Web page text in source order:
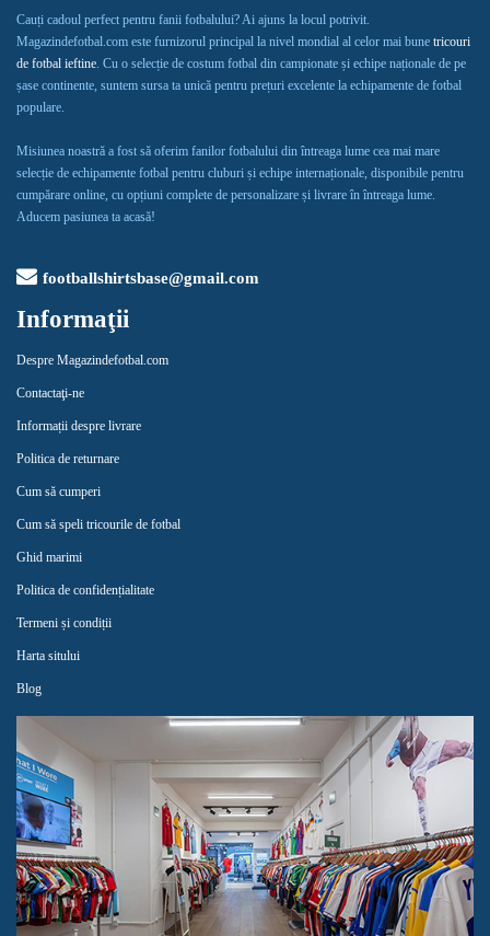
Cauți cadoul perfect pentru fanii fotbalului? Ai ajuns la locul potrivit.
Magazindefotbal.com este furnizorul principal la nivel mondial al celor mai bune tricouri
de fotbal ieftine. Cu o selecție de costum fotbal din campionate și echipe naționale de pe
șase continente, suntem sursa ta unică pentru prețuri excelente la echipamente de fotbal
populare.
Misiunea noastră a fost să oferim fanilor fotbalului din întreaga lume cea mai mare
selecție de echipamente fotbal pentru cluburi și echipe internaționale, disponibile pentru
cumpărare online, cu opțiuni complete de personalizare și livrare în întreaga lume.
Aducem pasiunea ta acasă!
footballshirtsbase@gmail.com
Informaţii
Despre Magazindefotbal.com
Contactaţi-ne
Informații despre livrare
Politica de returnare
Cum să cumperi
Cum să speli tricourile de fotbal
Ghid marimi
Politica de confidențialitate
Termeni și condiții
Harta sitului
Blog